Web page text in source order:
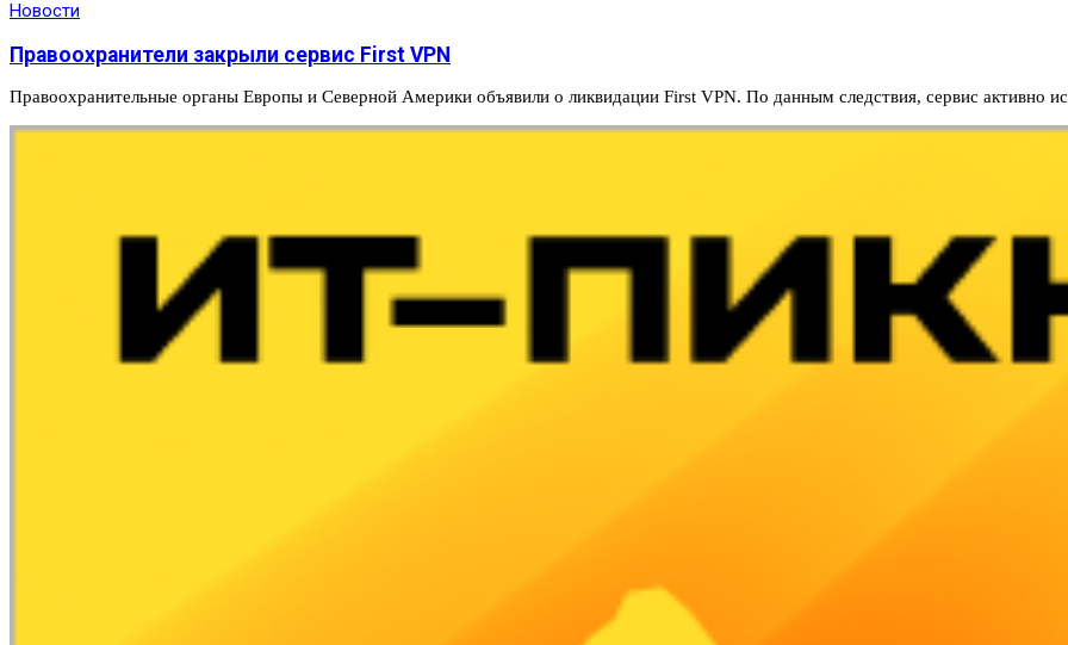
Новости
Правоохранители закрыли сервис First VPN
Правоохранительные органы Европы и Северной Америки объявили о ликвидации First VPN. По данным следствия, сервис активно